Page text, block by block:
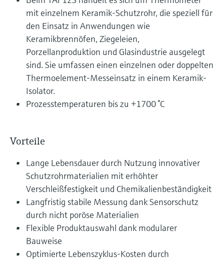
mit einzelnem Keramik-Schutzrohr, die speziell für
den Einsatz in Anwendungen wie
Keramikbrennöfen, Ziegeleien,
Porzellanproduktion und Glasindustrie ausgelegt
sind. Sie umfassen einen einzelnen oder doppelten
Thermoelement-Messeinsatz in einem Keramik-
Isolator.
Prozesstemperaturen bis zu +1700 °C
Vorteile
Lange Lebensdauer durch Nutzung innovativer
Schutzrohrmaterialien mit erhöhter
Verschleißfestigkeit und Chemikalienbeständigkeit
Langfristig stabile Messung dank Sensorschutz
durch nicht poröse Materialien
Flexible Produktauswahl dank modularer
Bauweise
Optimierte Lebenszyklus-Kosten durch